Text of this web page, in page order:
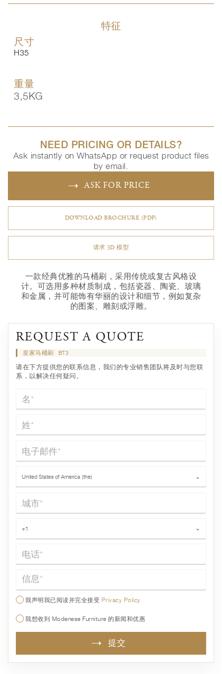
特征
尺寸
H35
重量
3,5KG
NEED PRICING OR DETAILS?
Ask instantly on WhatsApp or request product files
by email.
ASK FOR PRICE
DOWNLOAD BROCHURE (PDF)
请求 3D 模型
一款经典优雅的马桶刷，采用传统或复古风格设
计。可选用多种材质制成，包括瓷器、陶瓷、玻璃
和金属，并可能饰有华丽的设计和细节，例如复杂
的图案、雕刻或浮雕。
REQUEST A QUOTE
皇家马桶刷 BT3
请在下方提供您的联系信息，我们的专业销售团队将及时与您联
系，以解决任何疑问。
名*
姓*
电子邮件*
United States of America (the) ⌄
城市*
+1 ⌄
信息*
我声明我已阅读并完全接受 Privacy Policy
我想收到 Modenese Furniture 的新闻和优惠
提交